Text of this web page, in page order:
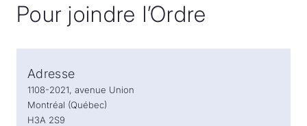
Pour joindre l’Ordre
Adresse
1108-2021, avenue Union
Montréal (Québec)
H3A 2S9